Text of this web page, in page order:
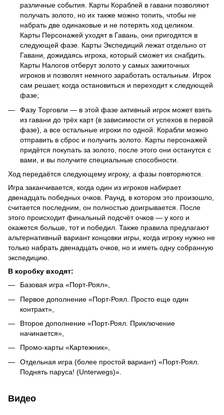
различные события. Карты Кораблей в гавани позволяют
получать золото, но их также можно топить, чтобы не
набрать две одинаковые и не потерять ход целиком.
Карты Персонажей уходят в Гавань, они пригодятся в
следующей фазе. Карты Экспедиций лежат отдельно от
Гавани, дожидаясь игрока, который сможет их снабдить.
Карты Налогов отберут золото у самых зажиточных
игроков и позволят немного заработать остальным. Игрок
сам решает, когда остановиться и переходит к следующей
фазе;
Фазу Торговли — в этой фазе активный игрок может взять
из гавани до трёх карт (в зависимости от успехов в первой
фазе), а все остальные игроки по одной. Корабли можно
отправить в сброс и получить золото. Карты персонажей
придётся покупать за золото, после этого они останутся с
вами, и вы получите специальные способности.
Ход передаётся следующему игроку, а фазы повторяются.
Игра заканчивается, когда один из игроков набирает
двенадцать победных очков. Раунд, в котором это произошло,
считается последним, он полностью доигрывается. После
этого происходит финальный подсчёт очков — у кого и
окажется больше, тот и победил. Также правила предлагают
альтернативный вариант концовки игры, когда игроку нужно не
только набрать двенадцать очков, но и иметь одну собранную
экспедицию.
В коробку входят:
Базовая игра «Порт-Роял»,
Первое дополнение «Порт-Роял. Просто еще один
контракт»,
Второе дополнение «Порт-Роял. Приключение
начинается»,
Промо-карты «Картежник»,
Отдельная игра (более простой вариант) «Порт-Роял.
Поднять паруса! (Unterwegs)».
Видео